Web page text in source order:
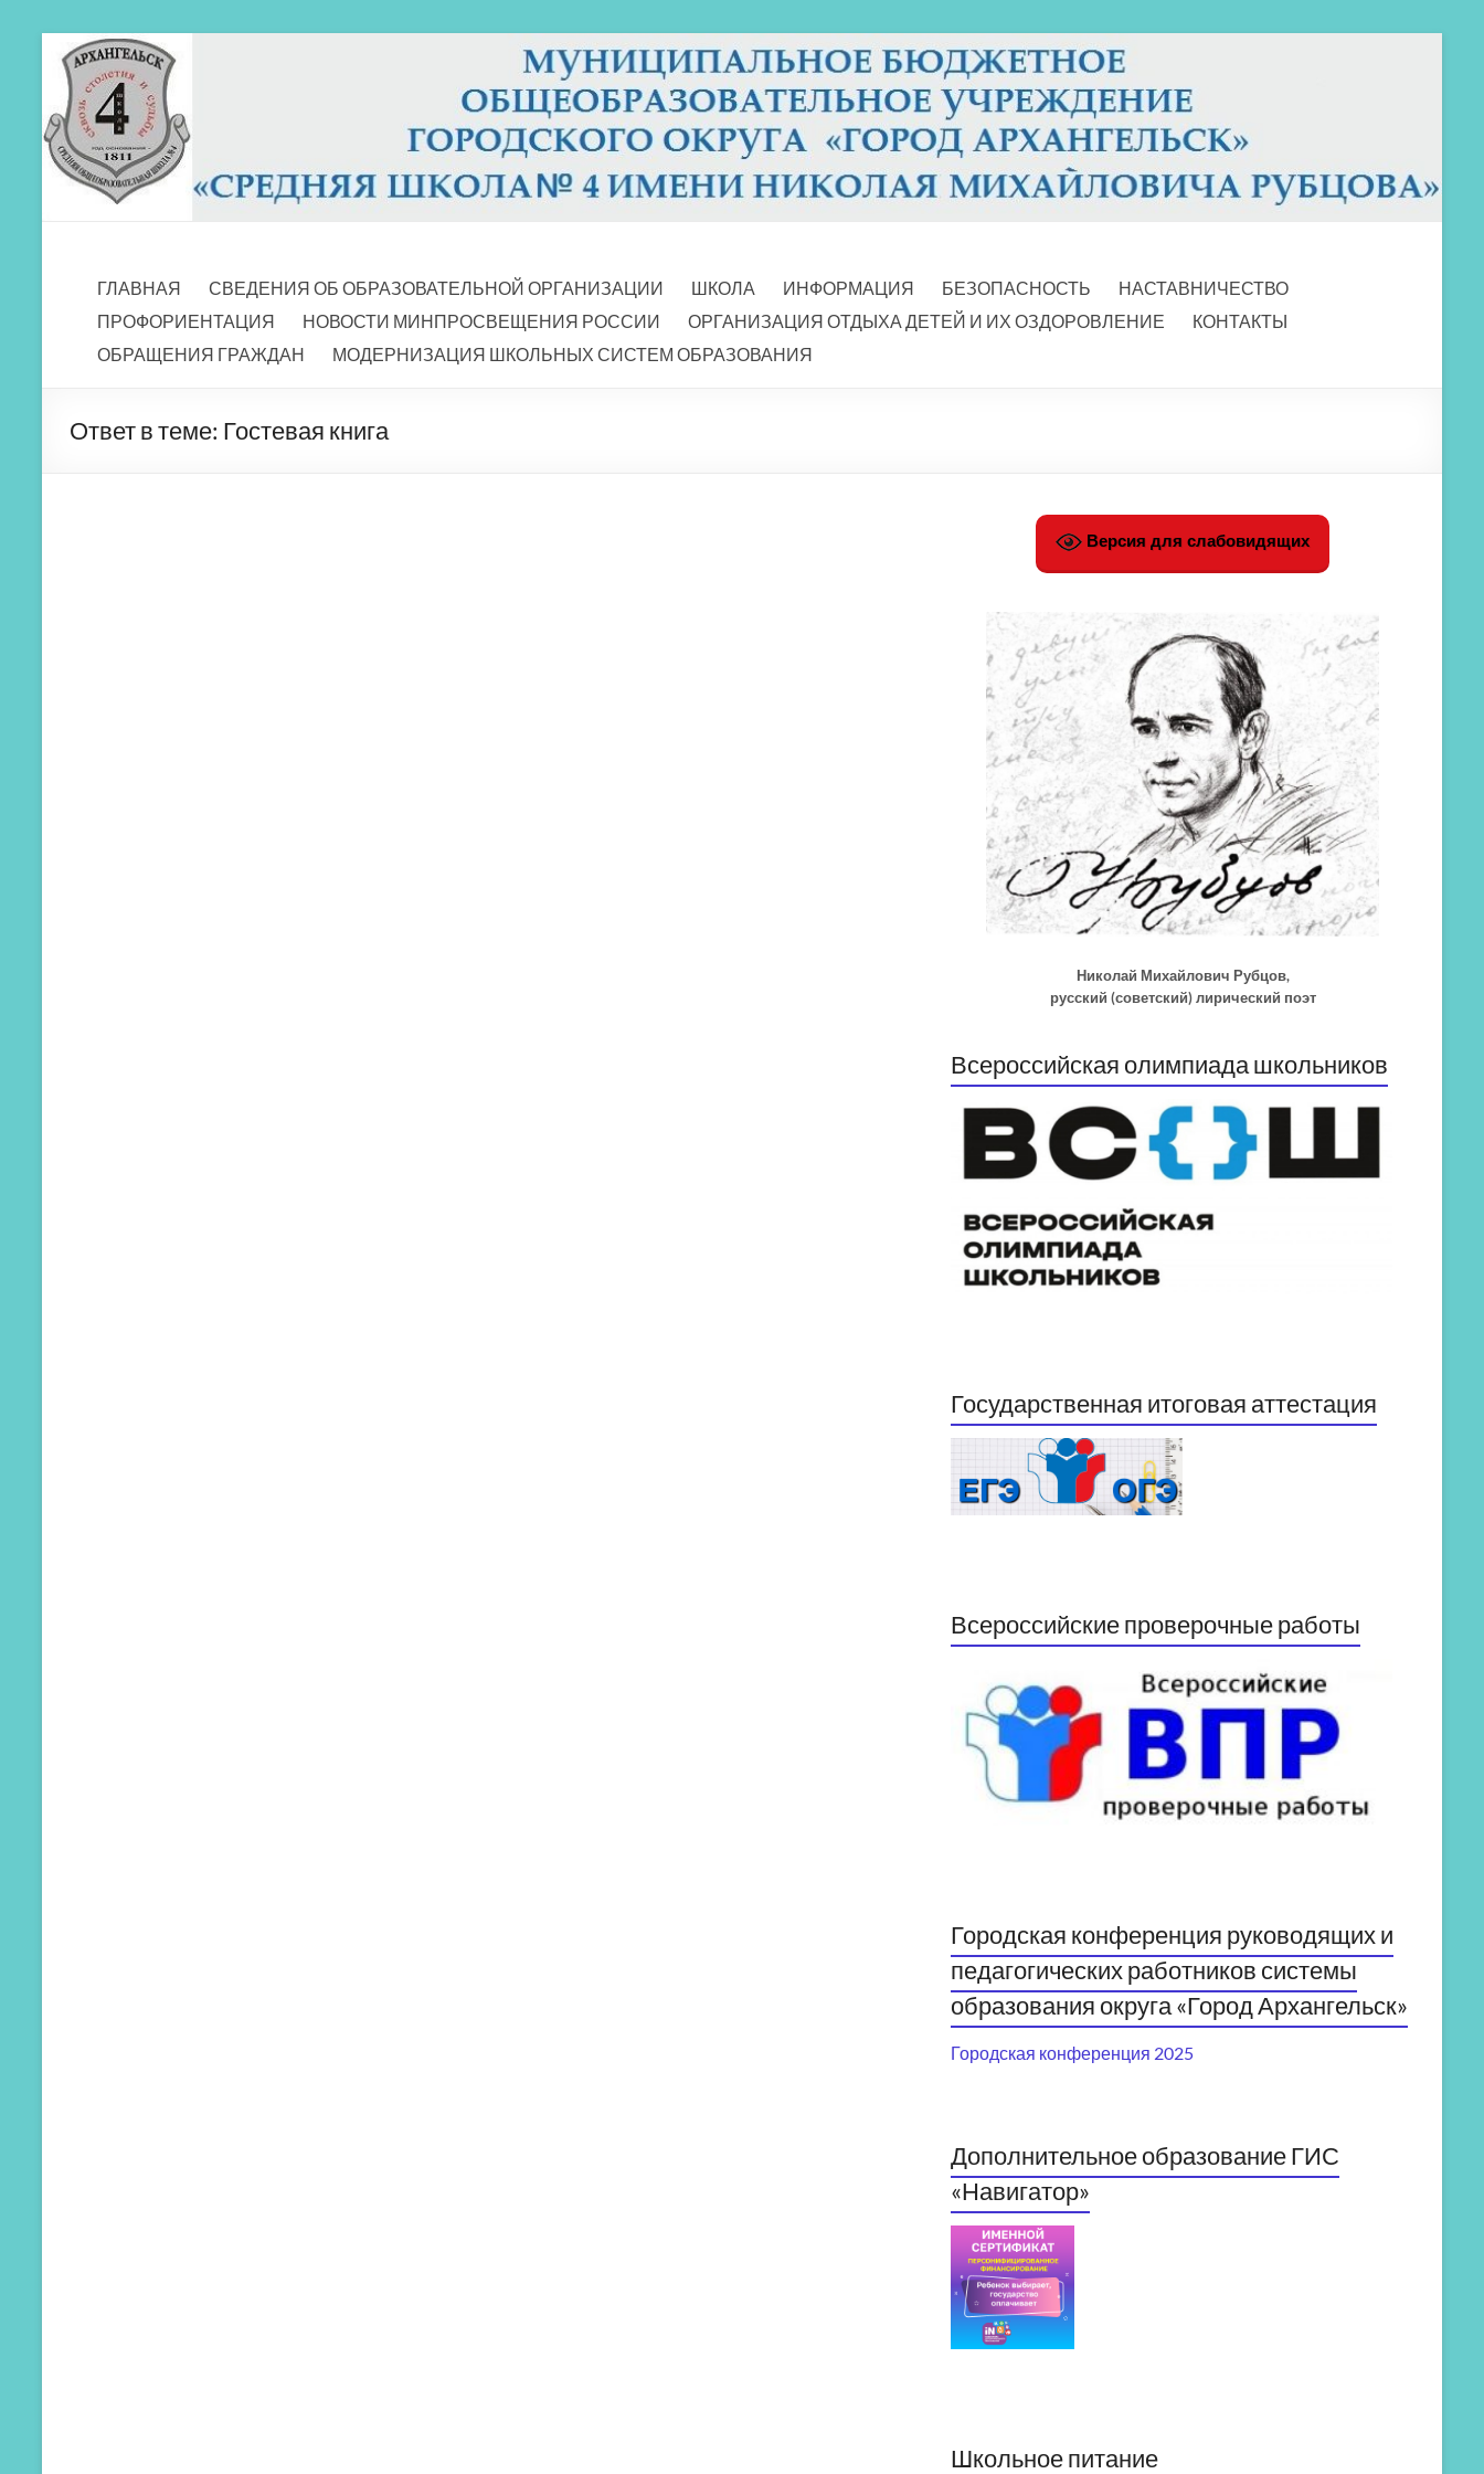
Перейти
содержимому
МБОУ СШ 4
ГЛАВНАЯ
СВЕДЕНИЯ ОБ ОБРАЗОВАТЕЛЬНОЙ ОРГАНИЗАЦИИ ШКОЛА ИНФОРМАЦИЯ БЕЗОПАСНОСТЬ
НАСТАВНИЧЕСТВО
ПРОФОРИЕНТАЦИЯ
НОВОСТИ МИНПРОСВЕЩЕНИЯ РОССИИ ОРГАНИЗАЦИЯ ОТДЫХА ДЕТЕЙ И ИХ ОЗДОРОВЛЕНИЕ
КОНТАКТЫ
ОБРАЩЕНИЯ ГРАЖДАН
МОДЕРНИЗАЦИЯ ШКОЛЬНЫХ СИСТЕМ ОБРАЗОВАНИЯ
Ответ в теме: Гостевая книга
Версия для слабовидящих
Николай Михайлович Рубцов,
русский (советский) лирический поэт
Всероссийская олимпиада школьников
Государственная итоговая аттестация
Всероссийские проверочные работы
Городская конференция руководящих и
педагогических работников системы
образования округа «Город Архангельск»
Городская конференция 2025
Дополнительное образование ГИС
«Навигатор»
Школьное питание